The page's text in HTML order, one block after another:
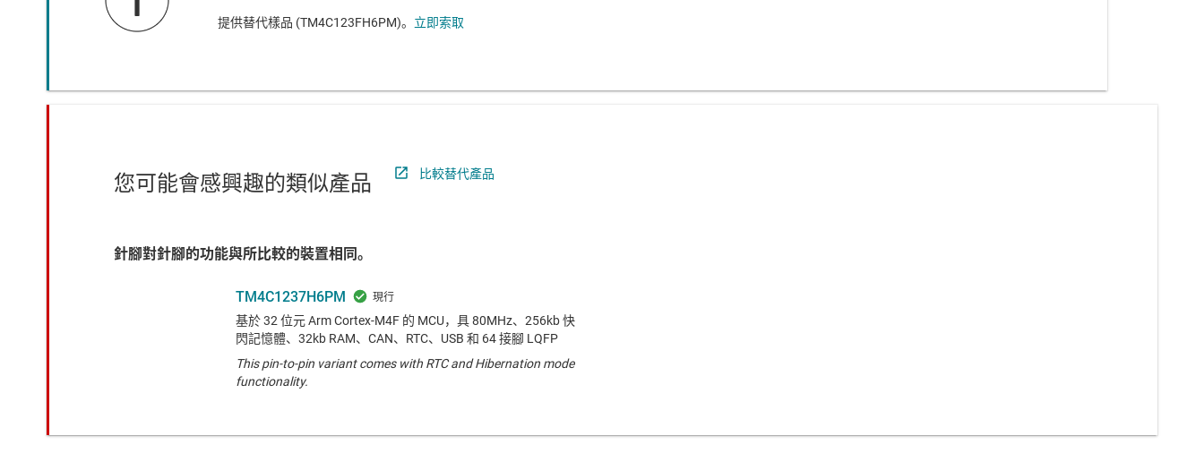
提供替代樣品 (TM4C123FH6PM)。 立即索取
您可能會感興趣的類似產品 比較替代產品
針腳對針腳的功能與所比較的裝置相同。
TM4C1237H6PM
基於 32 位元 Arm Cortex-M4F 的 MCU，具 80MHz、256kb 快
閃記憶體、32kb RAM、CAN、RTC、USB 和 64 接腳 LQFP
This pin-to-pin variant comes with RTC and Hibernation mode
functionality.